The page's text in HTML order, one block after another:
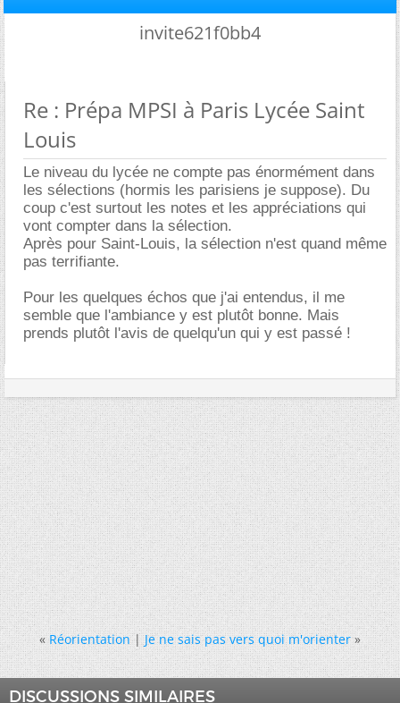
invite621f0bb4
Re : Prépa MPSI à Paris Lycée Saint
Louis
Le niveau du lycée ne compte pas énormément dans
les sélections (hormis les parisiens je suppose). Du
coup c'est surtout les notes et les appréciations qui
vont compter dans la sélection.
Après pour Saint-Louis, la sélection n'est quand même
pas terrifiante.
Pour les quelques échos que j'ai entendus, il me
semble que l'ambiance y est plutôt bonne. Mais
prends plutôt l'avis de quelqu'un qui y est passé !
« Réorientation|Je ne sais pas vers quoi m'orienter »
DISCUSSIONS SIMILAIRES